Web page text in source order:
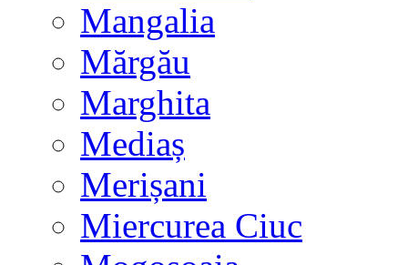
Mangalia
Mărgău
Marghita
Mediaș
Merișani
Miercurea Ciuc